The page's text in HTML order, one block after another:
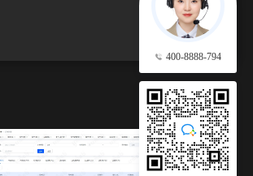
400-8888-794
查看更多 →